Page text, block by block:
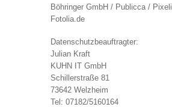
Böhringer GmbH / Publicca /
Fotolia.de
Datenschutzbeauftragter:
Julian Kraft
KUHN IT GmbH
Schillerstraße 81
73642 Welzheim
Tel: 07182/5160164